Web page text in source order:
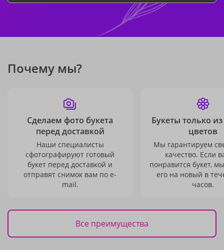
Почему мы?
Сделаем фото букета
перед доставкой
Наши специалисты
сфотографируют готовый
букет перед доставкой и
отправят снимок вам по e-
mail.
Букеты только
цветов
Мы гарантируем
качество. Если
понравится букет,
его на новый в
часов.
Все преимущества